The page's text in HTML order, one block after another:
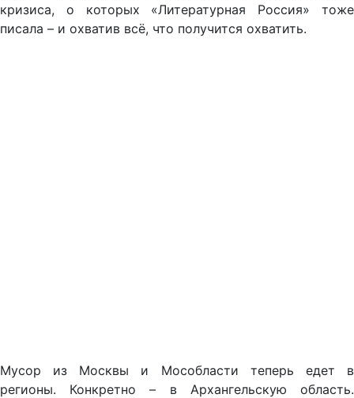
кризиса, о которых «Литературная Россия» тоже
писала – и охватив всё, что получится охватить.
Мусор из Москвы и Мособласти теперь едет в
регионы. Конкретно – в Архангельскую область.